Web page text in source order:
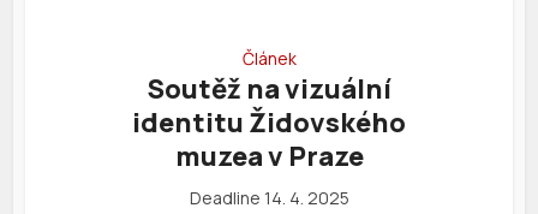
Článek
Soutěž na vizuální
identitu Židovského
muzea v Praze
Deadline 14. 4. 2025